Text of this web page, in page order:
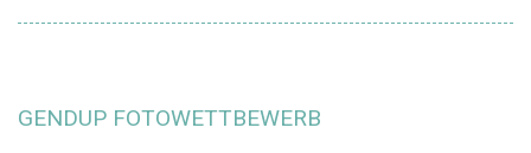
GENDUP FOTOWETTBEWERB